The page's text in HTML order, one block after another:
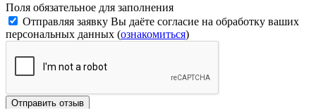
Поля обязательное для заполнения
Отправляя заявку Вы даёте согласие на обработку ваших
персональных данных (ознакомиться)
Отправить отзыв